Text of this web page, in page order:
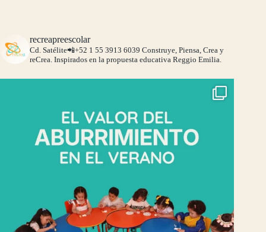
recreapreescolar
Cd. Satélite📲+52 1 55 3913 6039 Construye, Piensa, Crea y
reCrea. Inspirados en la propuesta educativa Reggio Emilia.